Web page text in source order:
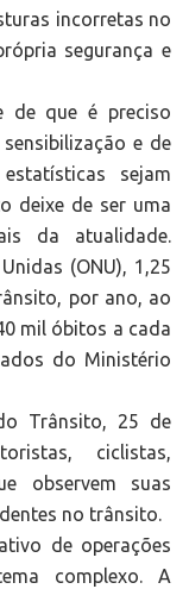
incorretas no
segurança e
de que é preciso
e de
sejam
deixe de ser uma
da atualidade.
(ONU), 1,25
por ano, ao
mil óbitos a cada
do Ministério
Trânsito, 25 de
ciclistas,
observem suas
no trânsito.
de operações
complexo. A